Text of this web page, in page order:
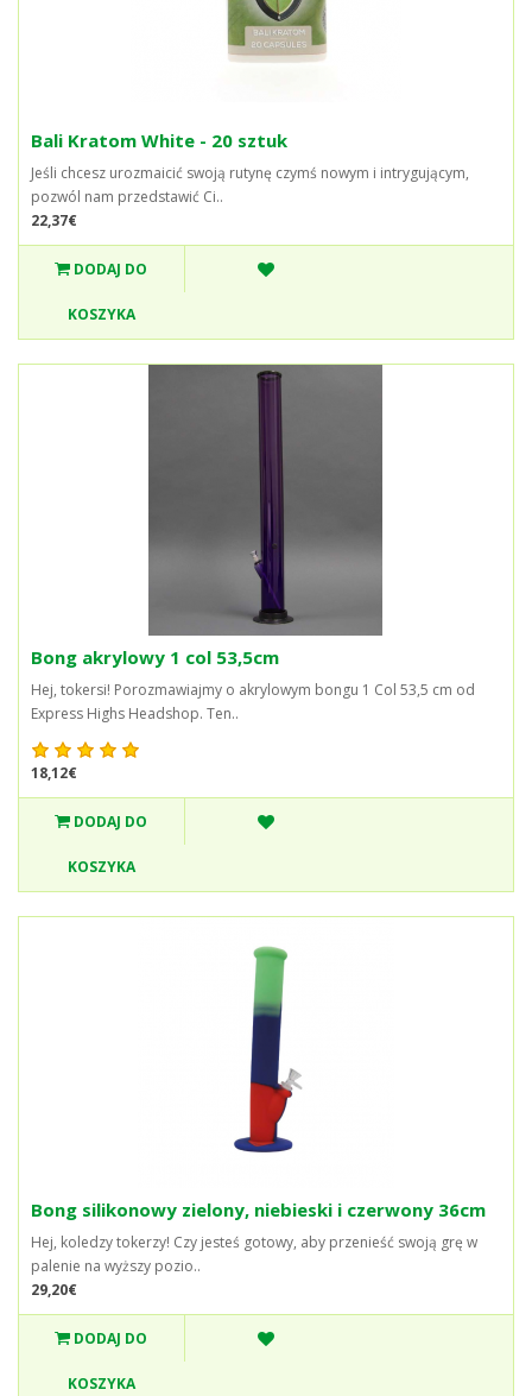
Bali Kratom White - 20 sztuk
Jeśli chcesz urozmaicić swoją rutynę czymś nowym i intrygującym,
pozwól nam przedstawić Ci..
22,37€
DODAJ DO
KOSZYKA
Bong akrylowy 1 col 53,5cm
Hej, tokersi! Porozmawiajmy o akrylowym bongu 1 Col 53,5 cm od
Express Highs Headshop. Ten..
18,12€
DODAJ DO
KOSZYKA
Bong silikonowy zielony, niebieski i czerwony 36cm
Hej, koledzy tokerzy! Czy jesteś gotowy, aby przenieść swoją grę w
palenie na wyższy pozio..
29,20€
DODAJ DO
KOSZYKA